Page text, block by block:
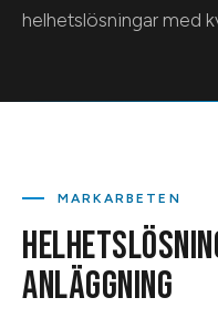
helhetslösningar med
MARKARBETEN
ANLÄGGNING